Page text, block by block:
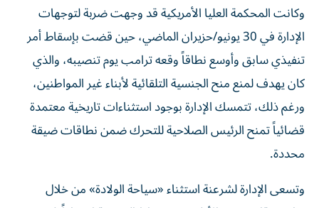
وكانت المحكمة العليا الأمريكية قد وجهت ضربة لتوجهات
الإدارة في 30 يونيو/حزيران الماضي، حين قضت بإسقاط أمر
تنفيذي سابق وأوسع نطاقاً وقعه ترامب يوم تنصيبه، والذي
كان يهدف لمنع منح الجنسية التلقائية لأبناء غير المواطنين،
ورغم ذلك، تتمسك الإدارة بوجود استثناءات تاريخية معتمدة
قضائياً تمنح الرئيس الصلاحية للتحرك ضمن نطاقات ضيقة
محددة.
وتسعى الإدارة لشرعنة استثناء «سياحة الولادة» من خلال